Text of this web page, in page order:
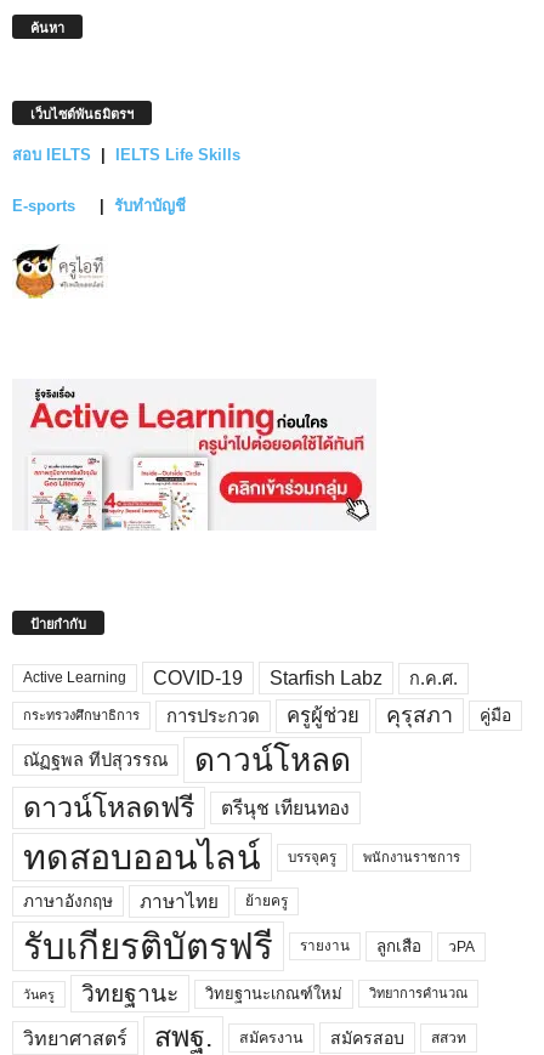
ค้นหา
เว็บไซต์พันธมิตรฯ
สอบ IELTS IELTS Life Skills
E-sports รับทำบัญชี
ป้ายกำกับ
Active Learning COVID-19 Starfish Labz ก.ค.ศ.
กระทรวงศึกษาธิการ การประกวด ครูผู้ช่วย คุรุสภา คู่มือ
ณัฏฐพล ทีปสุวรรณ ดาวน์โหลด
ดาวน์โหลดฟรี ตรีนุช เทียนทอง
ทดสอบออนไลน์ บรรจุครู พนักงานราชการ
ภาษาอังกฤษ ภาษาไทย ย้ายครู
รับเกียรติบัตรฟรี รายงาน ลูกเสือ วPA
วันครู วิทยฐานะ วิทยฐานะเกณฑ์ใหม่ วิทยาการคำนวณ
วิทยาศาสตร์ สพฐ. สมัครงาน สมัครสอบ สสวท